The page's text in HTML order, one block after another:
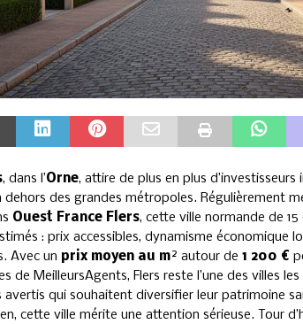
, dans l’Orne, attire de plus en plus
des grandes métropoles. Régulièrement
Ouest France Flers, cette ville normande de
: prix accessibles, dynamisme économique
Avec un prix moyen au m² autour de 1 200 €
de MeilleursAgents, Flers reste l’une des villes
avertis qui souhaitent diversifier leur patrimoine
cette ville mérite une attention sérieuse. Tour